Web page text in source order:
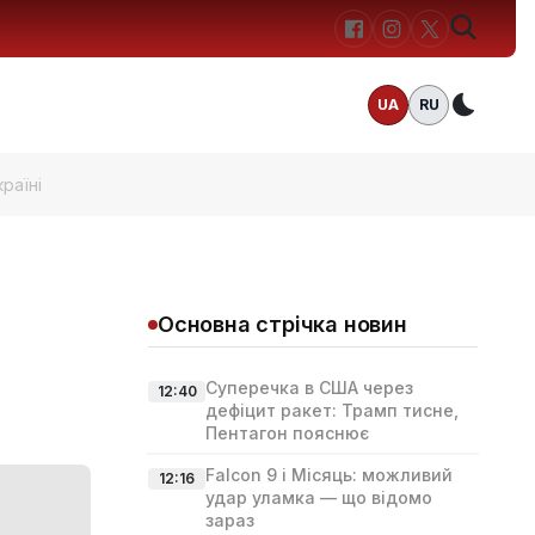
UA RU
Основна стрічка новин
12:40 Суперечка в США через
дефіцит ракет: Трамп тисне,
Пентагон пояснює
12:16
Falcon 9 і Місяць: можливий
удар уламка — що відомо
зараз